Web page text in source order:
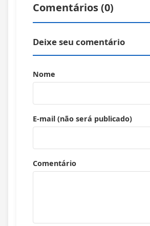
Comentários (0)
Deixe seu comentário
Nome
E-mail (não será publicado)
Comentário